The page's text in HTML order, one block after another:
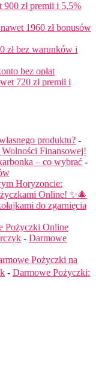
zł premii i 5,5%
1960 zł bonusów
zł bez warunków i
bez opłat
720 zł premii i
produktu? -
Finansowej!
– co wybrać -
Horyzoncie:
Online! ✨🎄
do zgarnięcia
Pożyczki Online
- Darmowe
Pożyczki na
- Darmowe Pożyczki: